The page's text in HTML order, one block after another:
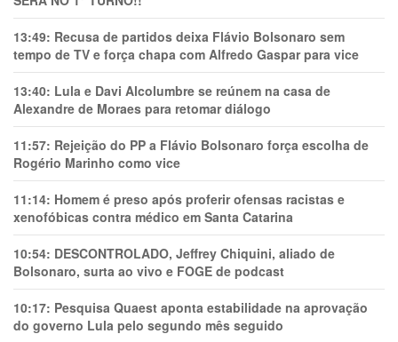
13:49: Recusa de partidos deixa Flávio Bolsonaro sem
tempo de TV e força chapa com Alfredo Gaspar para vice
13:40: Lula e Davi Alcolumbre se reúnem na casa de
Alexandre de Moraes para retomar diálogo
11:57: Rejeição do PP a Flávio Bolsonaro força escolha de
Rogério Marinho como vice
11:14: Homem é preso após proferir ofensas racistas e
xenofóbicas contra médico em Santa Catarina
10:54: DESCONTROLADO, Jeffrey Chiquini, aliado de
Bolsonaro, surta ao vivo e FOGE de podcast
10:17: Pesquisa Quaest aponta estabilidade na aprovação
do governo Lula pelo segundo mês seguido